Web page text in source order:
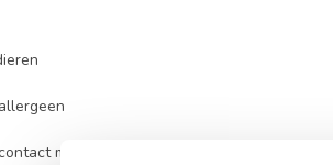
met de zon